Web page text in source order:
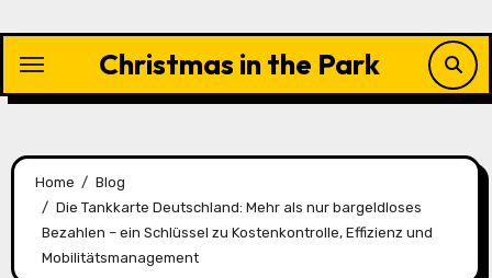
content
Christmas in the Park
Home
Blog
Die Tankkarte Deutschland: Mehr als nur bargeldloses
Bezahlen – ein Schlüssel zu Kostenkontrolle, Effizienz und
Mobilitätsmanagement